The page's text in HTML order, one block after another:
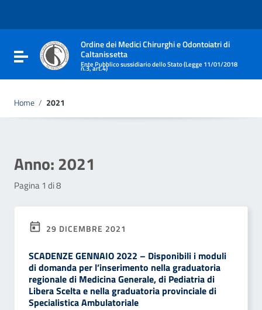
Vai al footer
Attiva / disattiva la navigazione
Ordine dei Medici Chirurghi e Odontoiatri di
Caltanissetta
Ente Pubblico sussidiario dello Stato (Legge 11/01/2018
n.3, art.4)
Home / 2021
Anno:2021
Pagina 1 di 8
29 DICEMBRE 2021
SCADENZE GENNAIO 2022 – Disponibili i moduli
di domanda per l’inserimento nella graduatoria
regionale di Medicina Generale, di Pediatria di
Libera Scelta e nella graduatoria provinciale di
Specialistica Ambulatoriale